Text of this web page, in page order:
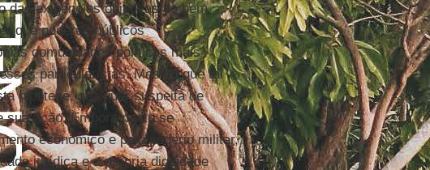
das exigências objetivas do bem
que poderes públicos
comunidades políticas mais
particularistas. Mesmo que tal
hipótese, qualquer suspeita de
sua ação. Embora muito se
econômico e pelo poderio militar,
jurídica e a própria dignidade